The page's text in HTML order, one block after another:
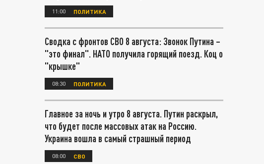
11:00 ПОЛИТИКА
Сводка с фронтов СВО 8 августа: Звонок Путина –
"это финал". НАТО получила горящий поезд. Коц о
"крышке"
08:30 ПОЛИТИКА
Главное за ночь и утро 8 августа. Путин раскрыл,
что будет после массовых атак на Россию.
Украина вошла в самый страшный период
08:00 СВО